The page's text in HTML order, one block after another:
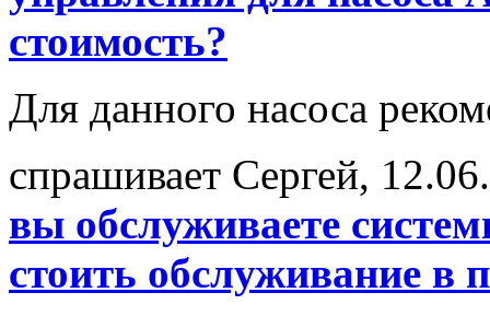
стоимость?
Для данного насоса
спрашивает Сергей,
вы обслуживаете
стоить обслуживание в